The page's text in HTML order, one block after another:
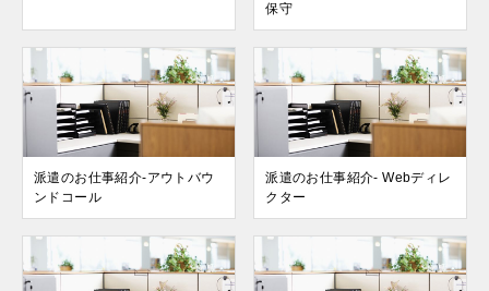
保守
派遣のお仕事紹介-アウトバウ
ンドコール
派遣のお仕事紹介- Webディレ
クター